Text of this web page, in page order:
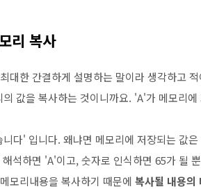
리 복사
대한 간결하게 설명하는 말이라 생각하고
값을 복사하는 것이니까요. 'A'가 메모리
다' 입니다. 왜냐면 메모리에 저장되는 값
석하면 'A'이고, 숫자로 인식하면 65가 될
모리내용을 복사하기 때문에 복사될 내용의